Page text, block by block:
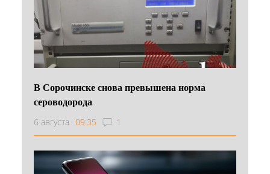
В Сорочинске снова превышена норма
сероводорода
6 августа 09:35 1